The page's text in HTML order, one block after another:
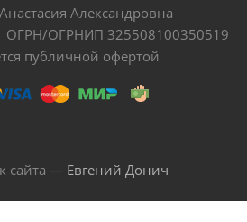
Александровна
ОГРН/ОГРНИП 325508100350519
публичной офертой
сайта — Евгений Донич